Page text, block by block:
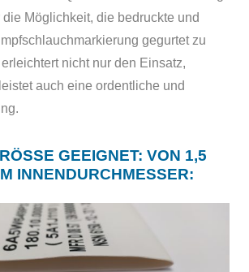
Möglichkeit, die bedruckte und
gegurtet zu
nicht nur den Einsatz,
auch eine ordentliche und
GEEIGNET: VON 1,5 M
INNENDURCHMESSER: